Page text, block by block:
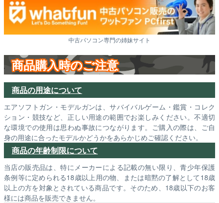
中古パソコン専門の姉妹サイト
商品購入時のご注意
商品の用途について
エアソフトガン・モデルガンは、サバイバルゲーム・鑑賞・コレク
ション・競技など、正しい用途の範囲でお楽しみください。不適切
な環境での使用は思わぬ事故につながります。ご購入の際は、ご自
身の用途に合ったモデルかどうかをあらかじめご確認ください。
商品の年齢制限について
当店の販売品は、特にメーカーによる記載の無い限り、青少年保護
条例等に定められる18歳以上用の物、または暗黙の了解として18歳
以上の方を対象とされている商品です。そのため、18歳以下のお客
様には商品を販売できません。